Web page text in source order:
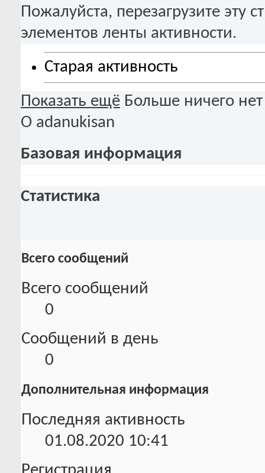
Пожалуйста, перезагрузите эту
элементов ленты активности.
Старая активность
Показать ещё Больше ничего нет
О adanukisan
Базовая информация
Статистика
Всего сообщений
Всего сообщений
0
Сообщений в день
0
Дополнительная информация
Последняя активность
01.08.2020 10:41